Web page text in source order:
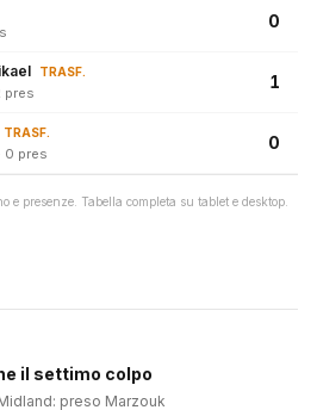
0
TRASF.
pres
1
TRASF.
0 pres
0
e presenze. Tabella completa su tablet e desktop.
il settimo colpo
preso Marzouk